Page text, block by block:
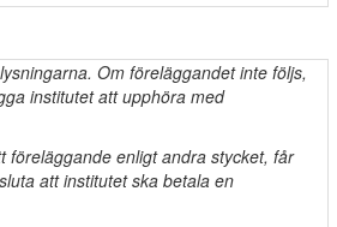
Om föreläggandet inte följs,
institutet att upphöra med
föreläggande enligt andra stycket, får
att institutet ska betala en